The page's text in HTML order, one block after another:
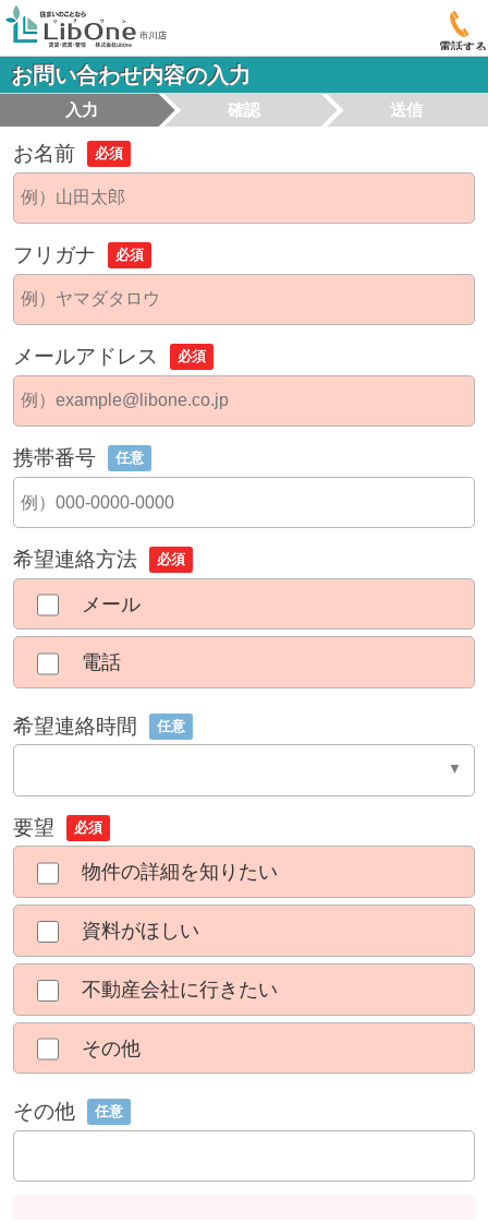
電話する
お問い合わせ内容の入力
入力 確認 送信
お名前 必須
フリガナ 必須
メールアドレス 必須
携帯番号 任意
希望連絡方法 必須
メール
電話
希望連絡時間 任意
要望 必須
物件の詳細を知りたい
資料がほしい
不動産会社に行きたい
その他
その他 任意